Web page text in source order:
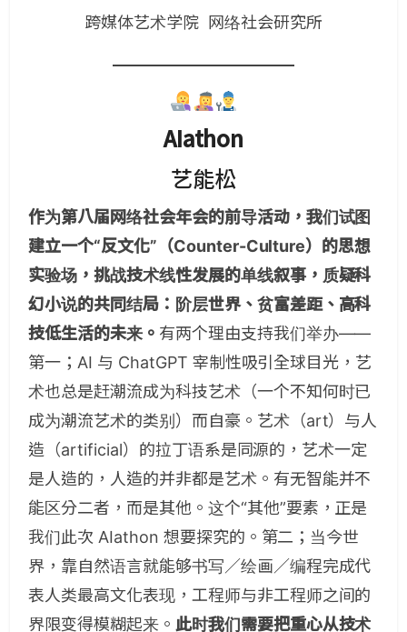
跨媒体艺术学院 网络社会研究所
AIathon
艺能松
作为第八届网络社会年会的前导活动，我们试图
建立一个“反文化”（Counter-Culture）的思想
实验场，挑战技术线性发展的单线叙事，质疑科
幻小说的共同结局：阶层世界、贫富差距、高科
技低生活的未来。 有两个理由支持我们举办——​
第一；AI 与 ChatGPT 宰制性吸引全球目光，艺
术也总是赶潮流成为科技艺术（一个不知何时已
成为潮流艺术的类别）而自豪。艺术（art）与人
造（artificial）的拉丁语系是同源的，艺术一定
是人造的，人造的并非都是艺术。有无智能并不
能区分二者，而是其他。这个“其他”要素，正是
我们此次 AIathon 想要探究的。第二；当今世
界，靠自然语言就能够书写／绘画／编程完成代
表人类最高文化表现，工程师与非工程师之间的
界限变得模糊起来。 此时我们需要把重心从技术